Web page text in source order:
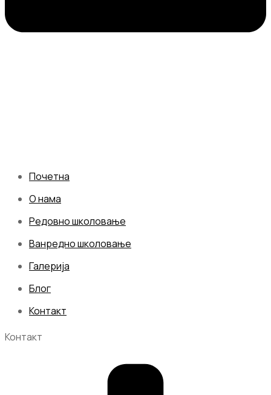
Почетна
О нама
Редовно школовање
Ванредно школовање
Галерија
Блог
Контакт
Контакт